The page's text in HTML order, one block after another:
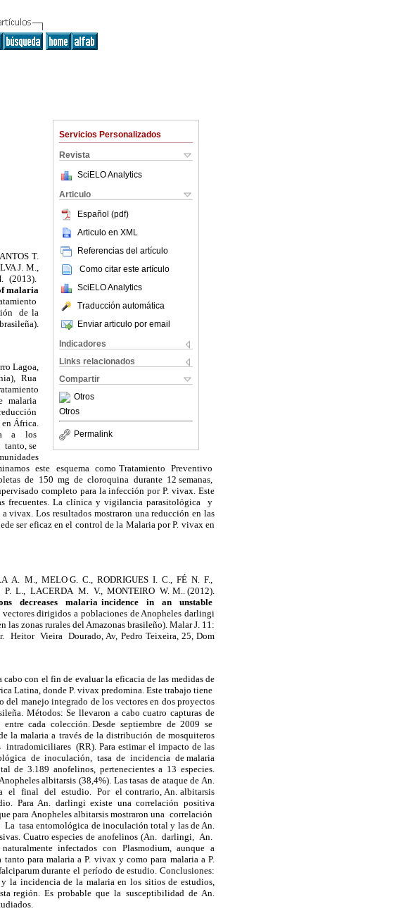
Servicios Personalizados
Revista
SciELO Analytics
Articulo
Español (pdf)
Articulo en XML
Referencias del artículo
Como citar este artículo
SciELO Analytics
Traducción automática
Enviar articulo por email
Indicadores
Links relacionados
Compartir
Otros
Otros
Permalink
T.
J. M.,
(2013).
malaria
de la
Lagoa,
Rua
malaria
en África.
a los
se
este esquema como Tratamiento Preventivo
de 150 mg de cloroquina durante 12 semanas,
completo para la infección por P. vivax. Este
frecuentes. La clínica y vigilancia parasitológica y
Los resultados mostraron una reducción en las
ser eficaz en el control de la Malaria por P. vivax en
A. M., MELO G. C., RODRIGUES I. C., FÉ N. F.,
L., LACERDA M. V., MONTEIRO W. M.. (2012).
decreases malaria incidence in an unstable
dirigidos a poblaciones de Anopheles darlingi
zonas rurales del Amazonas brasileño). Malar J. 11:
Vieira Dourado, Av, Pedro Teixeira, 25, Dom
con el fin de evaluar la eficacia de las medidas de
Latina, donde P. vivax predomina. Este trabajo tiene
manejo integrado de los vectores en dos proyectos
Métodos: Se llevaron a cabo cuatro capturas de
cada colección. Desde septiembre de 2009 se
malaria a través de la distribución de mosquiteros
(RR). Para estimar el impacto de las
de inoculación, tasa de incidencia de malaria
de 3.189 anofelinos, pertenecientes a 13 especies.
albitarsis (38,4%). Las tasas de ataque de An.
el final del estudio. Por el contrario, An. albitarsis
Para An. darlingi existe una correlación positiva
para Anopheles albitarsis mostraron una correlación
tasa entomológica de inoculación total y las de An.
Cuatro especies de anofelinos (An. darlingi, An.
infectados con Plasmodium, aunque a
para malaria a P. vivax y como para malaria a P.
durante el período de estudio. Conclusiones:
incidencia de la malaria en los sitios de estudios,
esta región. Es probable que la susceptibilidad de An.